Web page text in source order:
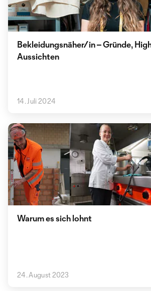
Bekleidungsnäher/in – Gründe,
Aussichten
14. Juli 2024
Warum es sich lohnt
24. August 2023